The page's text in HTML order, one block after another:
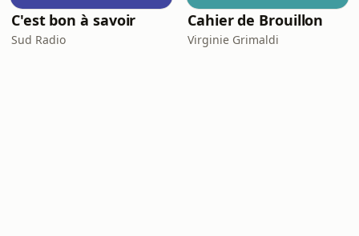
C'est bon à savoir
Sud Radio
Cahier de Brouillon
Virginie Grimaldi